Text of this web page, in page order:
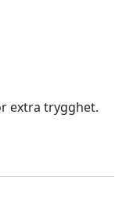
extra trygghet.